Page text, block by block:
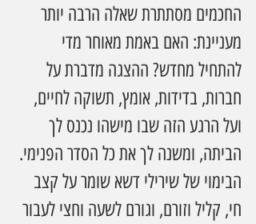
החכמים מסתתרת שאלה הרבה יותר
מעניינת: האם באמת מאוחר מדי
להתחיל מחדש? ההצגה מדברת על
חברות, בדידות, אומץ, תשוקה לחיים,
ועל הרגע הזה שבו מישהו נכנס לך
הביתה, ומשנה לך את כל הסדר הפנימי.
הבימוי של שירילי דשא שומר על קצב
חי, קליל וזורם, וגורם לשעה וחצי לעבור